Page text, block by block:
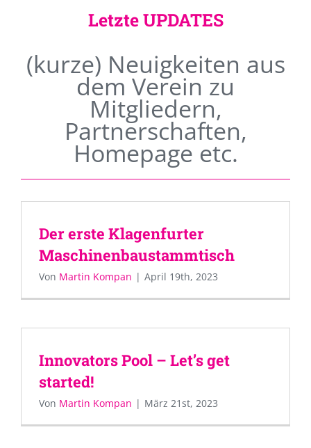
Letzte UPDATES
(kurze) Neuigkeiten aus
dem Verein zu
Mitgliedern,
Partnerschaften,
Homepage etc.
Der erste Klagenfurter
Maschinenbaustammtisch
Von Martin Kompan | April 19th, 2023
Innovators Pool – Let’s get
started!
Von Martin Kompan | März 21st, 2023